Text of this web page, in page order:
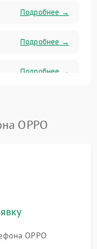
и другие
Подробнее →
Подробнее →
Подробнее →
Подробнее →
OPPO
OPPO